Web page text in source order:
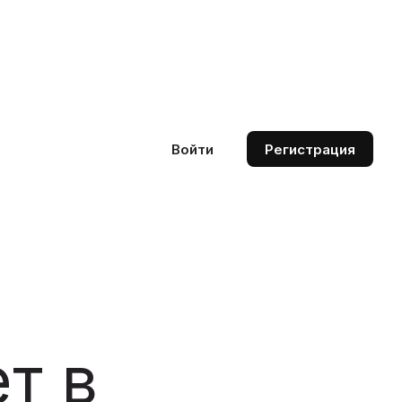
Войти Регистрация
в